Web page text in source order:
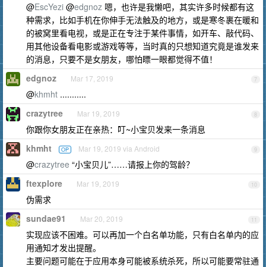
@EscYezi @edgnoz 嗯，也许是我懒吧，其实许多时候都有这
种需求，比如手机在你伸手无法触及的地方，或是寒冬裹在暖和
的被窝里看电视，或是正在专注于某件事情，如开车、敲代码、
用其他设备看电影或游戏等等，当时真的只想知道究竟是谁发来
的消息，只要不是女朋友，哪怕瞟一眼都觉得不值！
7
edgnoz Mar 17, 2019
@khmht ...........
8
crazytree Mar 19, 2019
你跟你女朋友正在亲热：叮~小宝贝发来一条消息
9
khmht OP Mar 19, 2019 via Android
@crazytree “小宝贝儿”……请报上你的驾龄？
10
ftexplore Mar 19, 2019
伪需求
11
sundae91 Mar 20, 2019
实现应该不困难。可以再加一个白名单功能，只有白名单内的应
用通知才发出提醒。
主要问题可能在于应用本身可能被系统杀死，所以可能要常驻通